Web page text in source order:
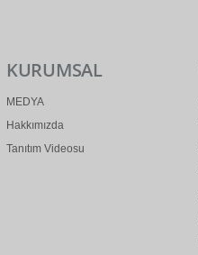
KURUMSAL
MEDYA
Hakkımızda
Tanıtım Videosu